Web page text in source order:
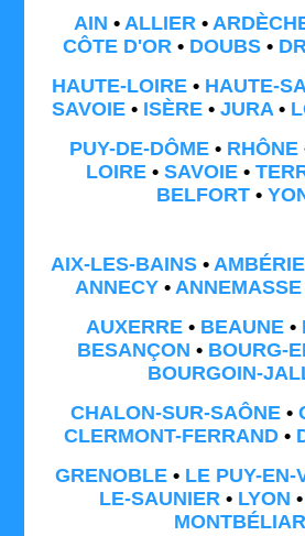
AIN • ALLIER•
CÔTE D'OR • DOUBS •
HAUTE-LOIRE• HAUTE-
SAVOIE• ISÈRE• JURA•
PUY-DE-DÔME • RHÔNE
LOIRE• SAVOIE•
BELFORT•
AIX-LES-BAINS •
ANNECY• ANNEMASSE
AUXERRE • BEAUNE •
BESANÇON • BOURG-
BOURGOIN-
CHALON-SUR-SAÔNE•
CLERMONT-FERRAND •
GRENOBLE• LE PUY-EN-
LE-SAUNIER• LYON •